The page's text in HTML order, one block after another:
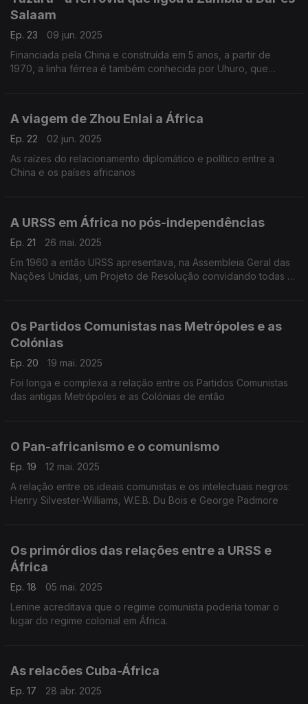
Salaam
Ep. 23
09 jun. 2025
Financiada pela China e construída em 5 anos, a partir de
1970, a linha férrea é também conhecida por Uhuro, que
A viagem de Zhou Enlai a África
Ep. 22
02 jun. 2025
As raízes do relacionamento diplomático e político entre a
China e os países africanos
A URSS em África no pós-independências
Ep. 21
26 mai. 2025
Em 1960 a então URSS apresentava, na Assembleia Geral das
Nações Unidas, um Projeto de Resolução convidando todas as
Os Partidos Comunistas nas Metrópoles e as
Colónias
Ep. 20
19 mai. 2025
Foi longa e complexa a relação entre os Partidos Comunistas
das antigas Metrópoles e as Colónias de então
O Pan-africanismo e o comunismo
Ep. 19
12 mai. 2025
A relação entre os ideais comunistas e os intelectuais negros:
Henry Silvester-Williams, W.E.B. Du Bois e George Padmore
Os primórdios das relações entre a URSS e
África
Ep. 18
05 mai. 2025
Lenine acreditava que o regime comunista poderia tomar o
lugar do regime colonial em África.
As relacões Cuba-África
Ep. 17
28 abr. 2025